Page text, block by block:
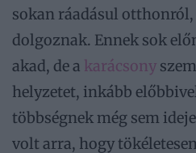
sokan ráadásul
dolgoznak. Ennek sok
akad, de a karácsony
helyzetet, inkább
többségnek még sem
volt arra, hogy